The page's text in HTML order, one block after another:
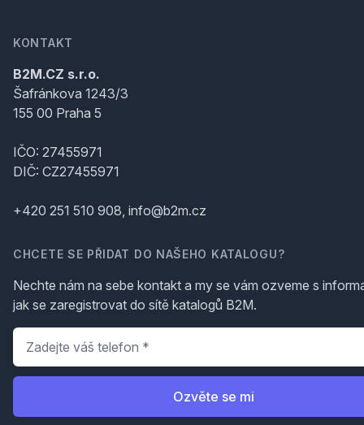
KONTAKT
B2M.CZ s.r.o.
Šafránkova 1243/3
155 00 Praha 5
IČO: 27455971
DIČ: CZ27455971
+420 251 510 908, info@b2m.cz
CHCETE SE PŘIDAT DO NAŠEHO KATALOGU?
Nechte nám na sebe kontakt a my se vám ozveme s
jak se zaregistrovat do sítě katalogů B2M.
Telefon
Ozvěte se mi